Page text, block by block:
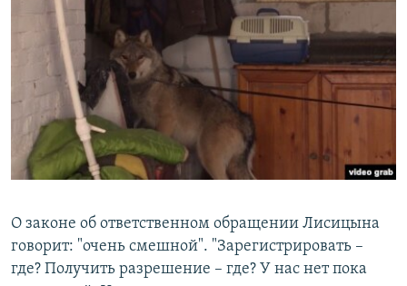
О законе об ответственном обращении Лисицына
говорит: "очень смешной". "Зарегистрировать –
где? Получить разрешение – где? У нас нет пока